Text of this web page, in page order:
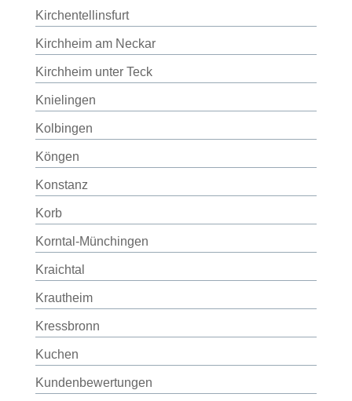
Kirchentellinsfurt
Kirchheim am Neckar
Kirchheim unter Teck
Knielingen
Kolbingen
Köngen
Konstanz
Korb
Korntal-Münchingen
Kraichtal
Krautheim
Kressbronn
Kuchen
Kundenbewertungen